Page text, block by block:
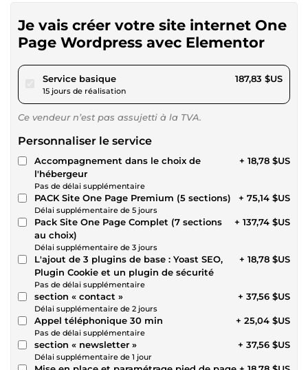
Je vais créer votre site internet One
Page Wordpress avec Elementor
Service basiquepour 173,12 $US
15 jours de réalisation
187,83 $US
Ce vendeur n’est pas assujetti à la TVA.
Personnaliser le service
Accompagnement dans le choix de
l'hébergeur
Pas de délai supplémentaire
+ 18,78 $US
PACK Site One Page Premium (5 sections)
Délai supplémentaire de 5 jours
+ 75,14 $US
Pack Site One Page Complet (7 sections
au choix)
Délai supplémentaire de 3 jours
+ 137,74 $US
L'ajout de 3 plugins de base : Yoast SEO,
Plugin Cookie et un plugin de sécurité
Pas de délai supplémentaire
+ 18,78 $US
section « contact »
Délai supplémentaire de 2 jours
+ 37,56 $US
Appel téléphonique 30 min
Pas de délai supplémentaire
+ 25,04 $US
section « newsletter »
Délai supplémentaire de 1 jour
+ 37,56 $US